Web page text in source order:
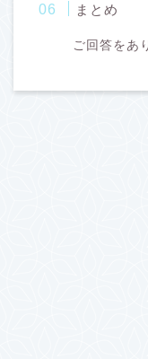
まとめ
ご回答をあ